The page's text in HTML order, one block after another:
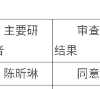
主要研
审查
结果
陈昕琳 同意